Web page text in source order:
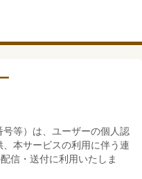
等）は、ユーザーの個人認
本サービスの利用に伴う連
信・送付に利用いたしま